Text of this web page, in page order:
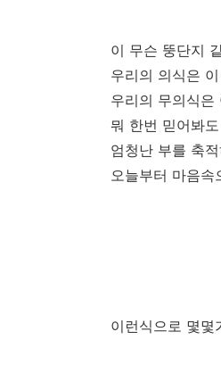
이 무슨 뚱단지
우리의 의식은
우리의 무의식은
뭐 한번 믿어봐
엄청난 부를 축
오늘부터 마음속
이런식으로 몇몇